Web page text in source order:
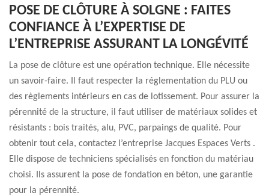
POSE DE CLÔTURE À SOLGNE : FAITES
CONFIANCE À L’EXPERTISE DE
L’ENTREPRISE ASSURANT LA LONGÉVITÉ
La pose de clôture est une opération technique. Elle nécessite
un savoir-faire. Il faut respecter la réglementation du PLU ou
des règlements intérieurs en cas de lotissement. Pour assurer la
pérennité de la structure, il faut utiliser de matériaux solides et
résistants : bois traités, alu, PVC, parpaings de qualité. Pour
obtenir tout cela, contactez l’entreprise Jacques Espaces Verts .
Elle dispose de techniciens spécialisés en fonction du matériau
choisi. Ils assurent la pose de fondation en béton, une garantie
pour la pérennité.